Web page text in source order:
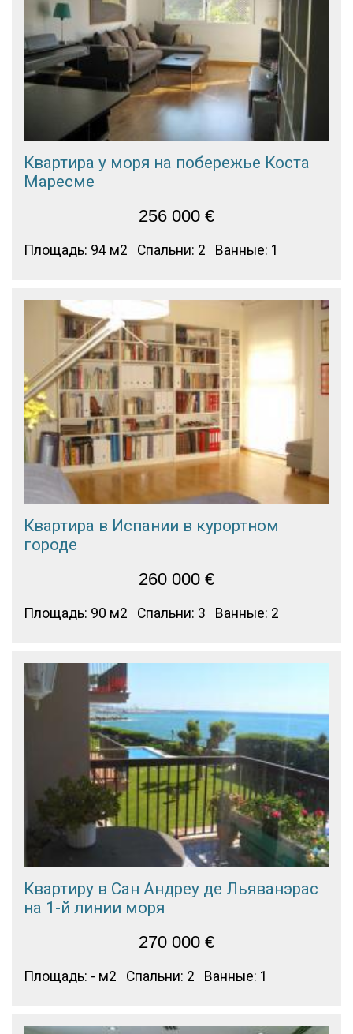
Квартира у моря на побережье Коста
Маресме
256 000 €
Площадь: 94 м2 Спальни: 2 Ванные: 1
Квартира в Испании в курортном
городе
260 000 €
Площадь: 90 м2 Спальни: 3 Ванные: 2
Квартиру в Сан Андреу де Льяванэрас
на 1-й линии моря
270 000 €
Площадь: - м2 Спальни: 2 Ванные: 1